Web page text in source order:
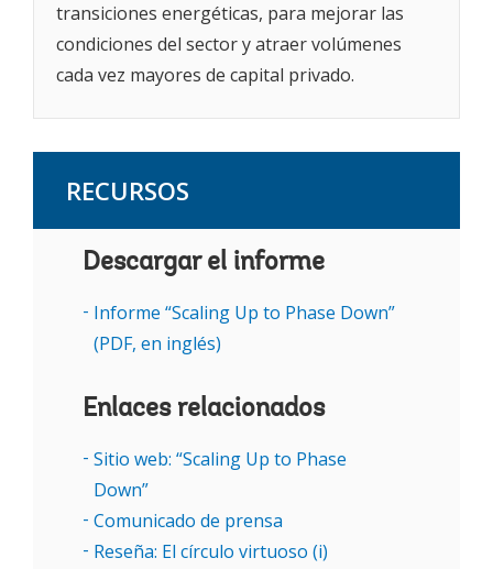
transiciones energéticas, para mejorar las
condiciones del sector y atraer volúmenes
cada vez mayores de capital privado.
RECURSOS
Descargar el informe
Informe “Scaling Up to Phase Down”
(PDF, en inglés)
Enlaces relacionados
Sitio web: “Scaling Up to Phase
Down”
Comunicado de prensa
Reseña: El círculo virtuoso (i)